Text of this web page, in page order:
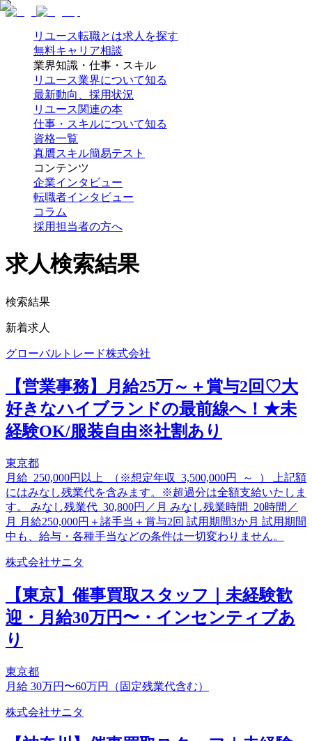
リユース転職とは求人を探す
無料キャリア相談
業界知識・仕事・スキル
リユース業界について知る
最新動向、採用状況
リユース関連の本
仕事・スキルについて知る
資格一覧
真贋スキル簡易テスト
コンテンツ
企業インタビュー
転職者インタビュー
コラム
採用担当者の方へ
求人検索結果
検索結果
新着求人
グローバルトレード株式会社
【営業事務】月給25万～＋賞与2回♡大
好きなハイブランドの最前線へ！★未
経験OK/服装自由※社割あり
東京都
月給 250,000円以上 （※想定年収 3,500,000円 ～ ） 上記額
にはみなし残業代を含みます。※超過分は全額支給いたしま
す。 みなし残業代 30,800円／月 みなし残業時間 20時間／
月 月給250,000円＋諸手当＋賞与2回 試用期間3か月 試用期間
中も、給与・各種手当などの条件は一切変わりません。
株式会社サニタ
【東京】催事買取スタッフ｜未経験歓
迎・月給30万円〜・インセンティブあ
り
東京都
月給 30万円〜60万円（固定残業代含む）
株式会社サニタ